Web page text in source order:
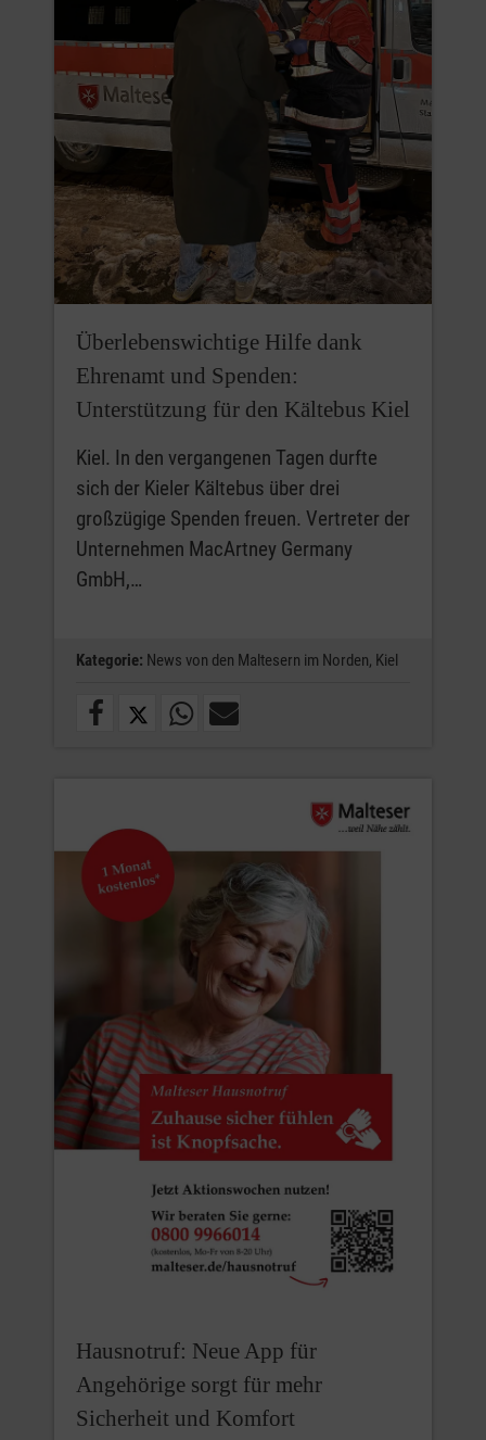
Überlebenswichtige Hilfe dank
Ehrenamt und Spenden:
Unterstützung für den Kältebus Kiel
Kiel. In den vergangenen Tagen durfte
sich der Kieler Kältebus über drei
großzügige Spenden freuen. Vertreter der
Unternehmen MacArtney Germany
GmbH,…
Kategorie: News von den Maltesern im Norden, Kiel
Hausnotruf: Neue App für
Angehörige sorgt für mehr
Sicherheit und Komfort